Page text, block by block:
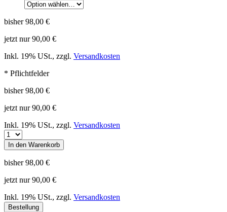
bisher 98,00 €
jetzt nur 90,00 €
Inkl. 19% USt., zzgl. Versandkosten
* Pflichtfelder
bisher 98,00 €
jetzt nur 90,00 €
Inkl. 19% USt., zzgl. Versandkosten
In den Warenkorb
bisher 98,00 €
jetzt nur 90,00 €
Inkl. 19% USt., zzgl. Versandkosten
Bestellung